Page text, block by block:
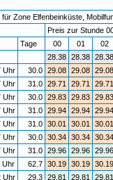
Zone Elfenbeinküste,
Preis zur Stunde
Tage 00 01 02
28.38 28.38 28.38
Uhr
30.0 29.08 29.08 29.08
Uhr
31.0 29.71 29.71 29.71
Uhr
30.0 29.83 29.83 29.83
Uhr
31.0 29.94 29.94 29.94
Uhr
31.0 30.01 30.01 30.01
Uhr
30.0 30.34 30.34 30.34
Uhr
31.0 29.96 29.96 29.96
Uhr
62.7 30.19 30.19 30.19
Uhr
29.3 29.81 29.81 29.81